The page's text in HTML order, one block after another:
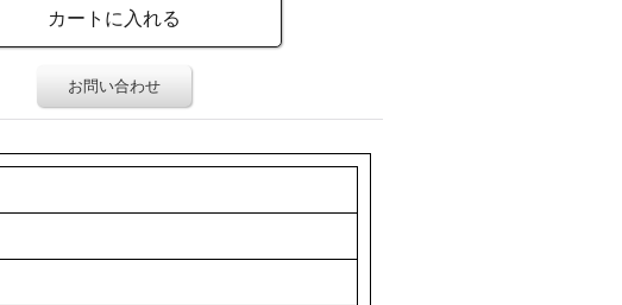
お問い合わせ